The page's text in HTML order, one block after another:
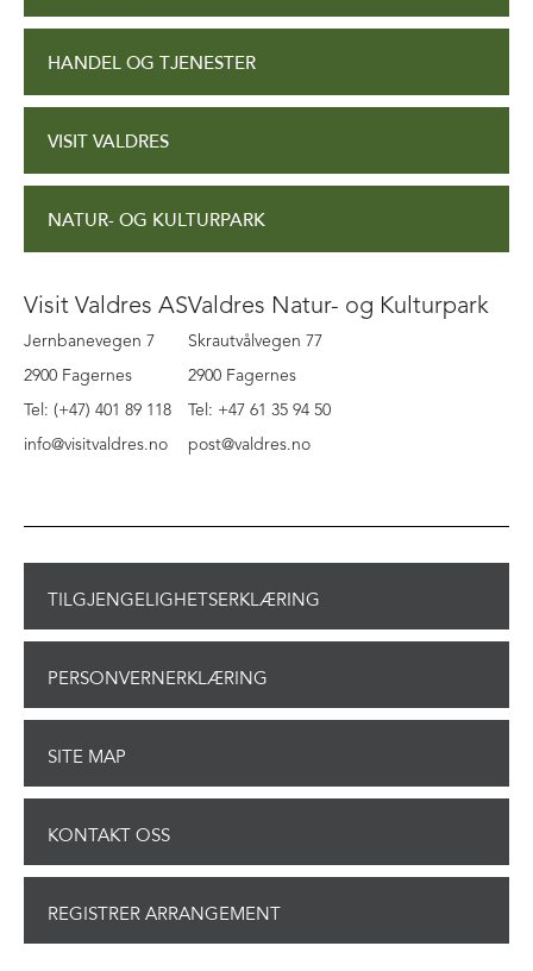
HANDEL OG TJENESTER
VISIT VALDRES
NATUR- OG KULTURPARK
Visit Valdres AS
Jernbanevegen 7
2900 Fagernes
Tel: (+47) 401 89 118
info@visitvaldres.no
Valdres Natur- og Kulturpark
Skrautvålvegen 77
2900 Fagernes
Tel: +47 61 35 94 50
post@valdres.no
TILGJENGELIGHETSERKLÆRING
PERSONVERNERKLÆRING
SITE MAP
KONTAKT OSS
REGISTRER ARRANGEMENT